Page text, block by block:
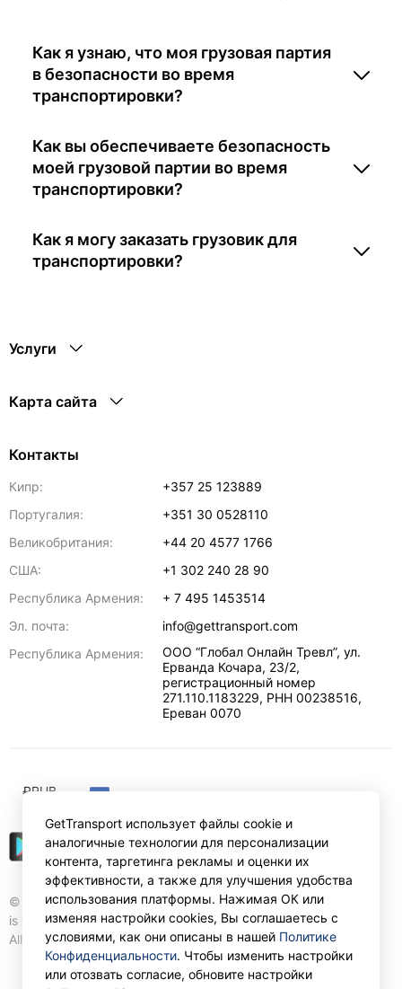
Как я узнаю, что моя грузовая партия
в безопасности во время
транспортировки?
Как вы обеспечиваете безопасность
моей грузовой партии во время
транспортировки?
Как я могу заказать грузовик для
транспортировки?
Услуги
Карта сайта
Контакты
Кипр:
+357 25 123889
Португалия:
+351 30 0528110
Великобритания:
+44 20 4577 1766
США:
+1 302 240 28 90
Республика Армения:
+ 7 495 1453514
Эл. почта:
info@gettransport.com
Республика Армения:
ООО “Глобал Онлайн Тревл”, ул.
Ерванда Кочара, 23/2,
регистрационный номер
271.110.1183229, РНН 00238516,
Ереван 0070
© Gettransport International Limited. GetTransport®
is trademark of Gettransport International Limited.
All rights reserved.
₽RUB
GetTransport использует файлы cookie и
аналогичные технологии для персонализации
контента, таргетинга рекламы и оценки их
эффективности, а также для улучшения удобства
использования платформы. Нажимая ОК или
изменяя настройки cookies, Вы соглашаетесь с
условиями, как они описаны в нашей Политике
Конфиденциальности. Чтобы изменить настройки
или отозвать согласие, обновите настройки